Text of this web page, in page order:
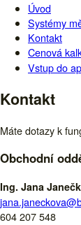
Úvod
Systémy
Kontakt
Cenová
Vstup do
Kontakt
Máte dotazy k
Obchodní
Ing. Jana
604 207 548